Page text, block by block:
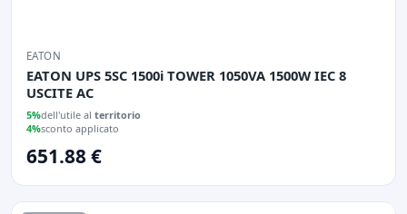
EATON
EATON UPS 5SC 1500i TOWER 1050VA 1500W IEC 8
USCITE AC
5%dell'utile al territorio
4%sconto applicato
651.88 €